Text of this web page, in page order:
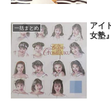
一括まとめ
アイ
女塾』